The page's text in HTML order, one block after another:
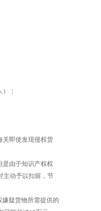
；
关即使发现侵权货
由于知识产权权
主动予以扣留，节
疑货物所需提供的